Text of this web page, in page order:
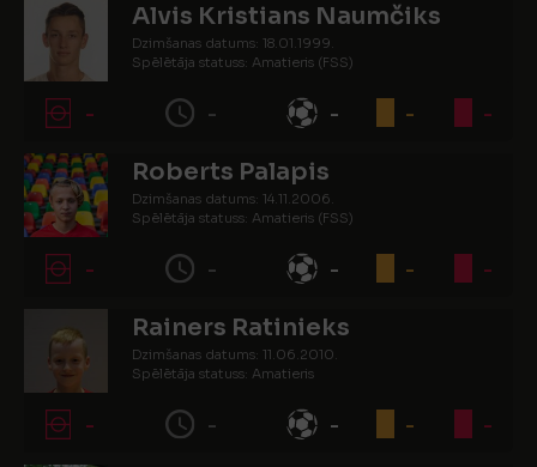
Alvis Kristians Naumčiks
Dzimšanas datums: 18.01.1999.
Spēlētāja statuss: Amatieris (FSS)
- - - - -
Roberts Palapis
Dzimšanas datums: 14.11.2006.
Spēlētāja statuss: Amatieris (FSS)
- - - - -
Rainers Ratinieks
Dzimšanas datums: 11.06.2010.
Spēlētāja statuss: Amatieris
- - - - -